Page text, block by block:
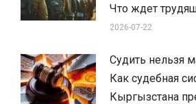
Что ждет
2026-07-22
Судить нельзя
Как судебная
Кыргызстана